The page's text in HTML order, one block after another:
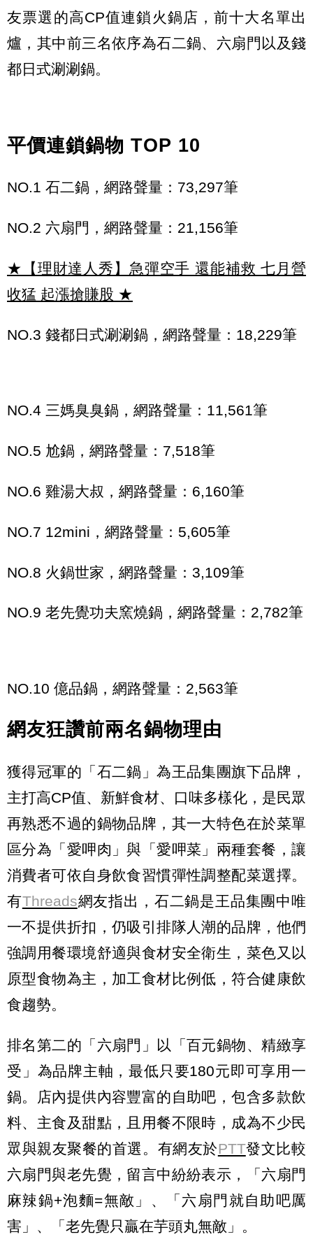
友票選的高CP值連鎖火鍋店，前十大名單出
爐，其中前三名依序為石二鍋、六扇門以及錢
都日式涮涮鍋。
平價連鎖鍋物 TOP 10
NO.1 石二鍋，網路聲量：73,297筆
NO.2 六扇門，網路聲量：21,156筆
★【理財達人秀】急彈空手 還能補救 七月營
收猛 起漲搶賺股 ★
NO.3 錢都日式涮涮鍋，網路聲量：18,229筆
NO.4 三媽臭臭鍋，網路聲量：11,561筆
NO.5 尬鍋，網路聲量：7,518筆
NO.6 雞湯大叔，網路聲量：6,160筆
NO.7 12mini，網路聲量：5,605筆
NO.8 火鍋世家，網路聲量：3,109筆
NO.9 老先覺功夫窯燒鍋，網路聲量：2,782筆
NO.10 億品鍋，網路聲量：2,563筆
網友狂讚前兩名鍋物理由
獲得冠軍的「石二鍋」為王品集團旗下品牌，
主打高CP值、新鮮食材、口味多樣化，是民眾
再熟悉不過的鍋物品牌，其一大特色在於菜單
區分為「愛呷肉」與「愛呷菜」兩種套餐，讓
消費者可依自身飲食習慣彈性調整配菜選擇。
有Threads網友指出，石二鍋是王品集團中唯
一不提供折扣，仍吸引排隊人潮的品牌，他們
強調用餐環境舒適與食材安全衛生，菜色又以
原型食物為主，加工食材比例低，符合健康飲
食趨勢。
排名第二的「六扇門」以「百元鍋物、精緻享
受」為品牌主軸，最低只要180元即可享用一
鍋。店內提供內容豐富的自助吧，包含多款飲
料、主食及甜點，且用餐不限時，成為不少民
眾與親友聚餐的首選。有網友於PTT發文比較
六扇門與老先覺，留言中紛紛表示，「六扇門
麻辣鍋+泡麵=無敵」、「六扇門就自助吧厲
害」、「老先覺只贏在芋頭丸無敵」。